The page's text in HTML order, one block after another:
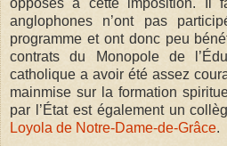
opposés à cette imposition. Il
anglophones n’ont pas
programme et ont donc peu
contrats du Monopole de
catholique a avoir été assez
mainmise sur la formation
par l’État est également un
Loyola de Notre-Dame-de-Grâce.